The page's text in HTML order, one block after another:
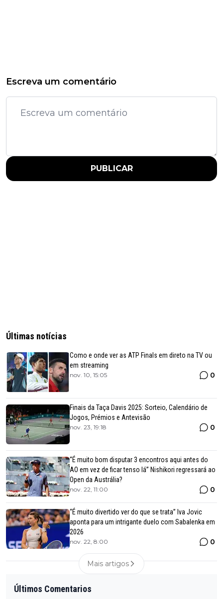
Escreva um comentário
PUBLICAR
Últimas notícias
Como e onde ver as ATP Finals em direto na TV ou
em streaming
nov. 10, 15:05 0
Finais da Taça Davis 2025: Sorteio, Calendário de
Jogos, Prémios e Antevisão
nov. 23, 19:18 0
“É muito bom disputar 3 encontros aqui antes do
AO em vez de ficar tenso lá” Nishikori regressará ao
Open da Austrália?
nov. 22, 11:00 0
“É muito divertido ver do que se trata” Iva Jovic
aponta para um intrigante duelo com Sabalenka em
2026
nov. 22, 8:00 0
Mais artigos
Últimos Comentarios